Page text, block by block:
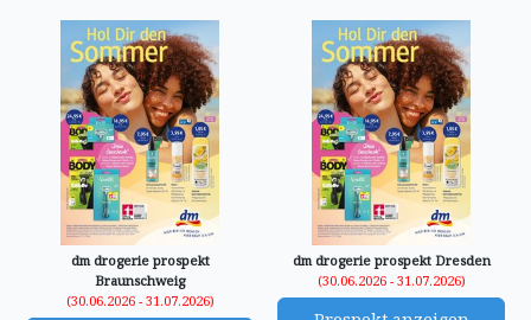
dm drogerie prospekt
Braunschweig
(30.06.2026 - 31.07.2026)
dm drogerie prospekt Dresden
(30.06.2026 - 31.07.2026)